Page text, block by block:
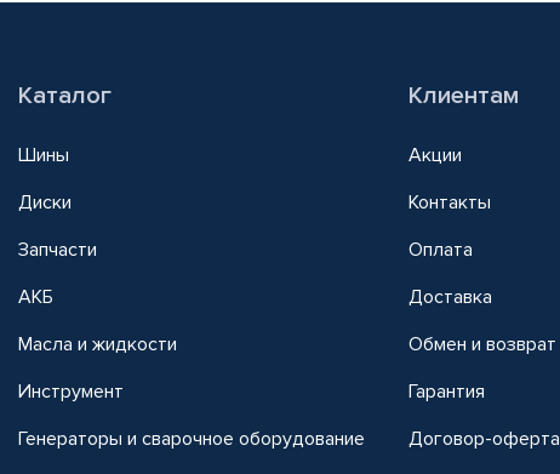
Каталог
Шины
Диски
Запчасти
АКБ
Масла и жидкости
Инструмент
Генераторы и сварочное оборудование
Клиентам
Акции
Контакты
Оплата
Доставка
Обмен и возврат
Гарантия
Договор-оферта